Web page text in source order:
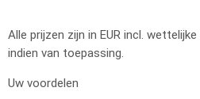
Alle prijzen zijn in EUR incl.
indien van toepassing.
Uw voordelen